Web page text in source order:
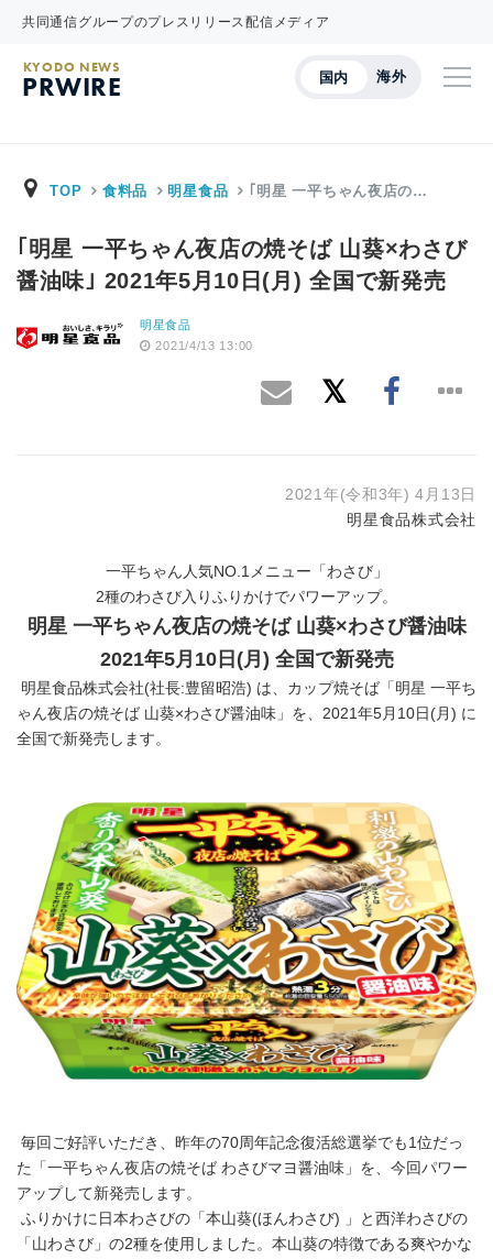
共同通信グループのプレスリリース配信メディア
国内 海外
KYODO NEWS
PRWIRE
TOP 食料品 明星食品 ｢明星 一平ちゃん夜店の…
｢明星 一平ちゃん夜店の焼そば 山葵×わさび
醤油味｣ 2021年5月10日(月) 全国で新発売
明星食品
2021/4/13 13:00
2021年(令和3年) 4月13日
明星食品株式会社
一平ちゃん人気NO.1メニュー「わさび」
2種のわさび入りふりかけでパワーアップ。
明星 一平ちゃん夜店の焼そば 山葵×わさび醤油味
2021年5月 10日 (月 ) 全国で新発売
明星食品株式会社(社長:豊留昭浩) は、カップ焼そば「明星 一平ち
ゃん夜店の焼そば 山葵×わさび醤油味」を、2021年5月10日(月) に
全国で新発売します。
毎回ご好評いただき、昨年の70周年記念復活総選挙でも1位だっ
た「一平ちゃん夜店の焼そば わさびマヨ醤油味」を、今回パワー
アップして新発売します。
ふりかけに日本わさびの「本山葵(ほんわさび) 」と西洋わさびの
「山わさび」の2種を使用しました。本山葵の特徴である爽やかな